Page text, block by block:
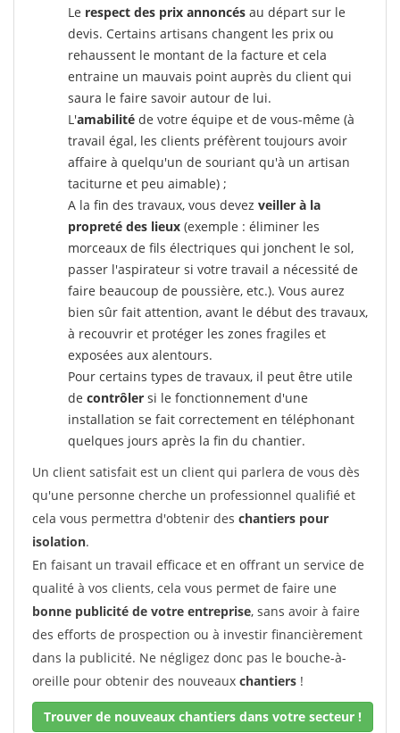
Le respect des prix annoncés au départ sur le
devis. Certains artisans changent les prix ou
rehaussent le montant de la facture et cela
entraine un mauvais point auprès du client qui
saura le faire savoir autour de lui.
L'amabilité de votre équipe et de vous-même (à
travail égal, les clients préfèrent toujours avoir
affaire à quelqu'un de souriant qu'à un artisan
taciturne et peu aimable) ;
A la fin des travaux, vous devez veiller à la
propreté des lieux (exemple : éliminer les
morceaux de fils électriques qui jonchent le sol,
passer l'aspirateur si votre travail a nécessité de
faire beaucoup de poussière, etc.). Vous aurez
bien sûr fait attention, avant le début des travaux,
à recouvrir et protéger les zones fragiles et
exposées aux alentours.
Pour certains types de travaux, il peut être utile
de contrôler si le fonctionnement d'une
installation se fait correctement en téléphonant
quelques jours après la fin du chantier.
Un client satisfait est un client qui parlera de vous dès
qu'une personne cherche un professionnel qualifié et
cela vous permettra d'obtenir des chantiers pour
isolation.
En faisant un travail efficace et en offrant un service de
qualité à vos clients, cela vous permet de faire une
bonne publicité de votre entreprise, sans avoir à faire
des efforts de prospection ou à investir financièrement
dans la publicité. Ne négligez donc pas le bouche-à-
oreille pour obtenir des nouveaux chantiers !
Trouver de nouveaux chantiers dans votre secteur !